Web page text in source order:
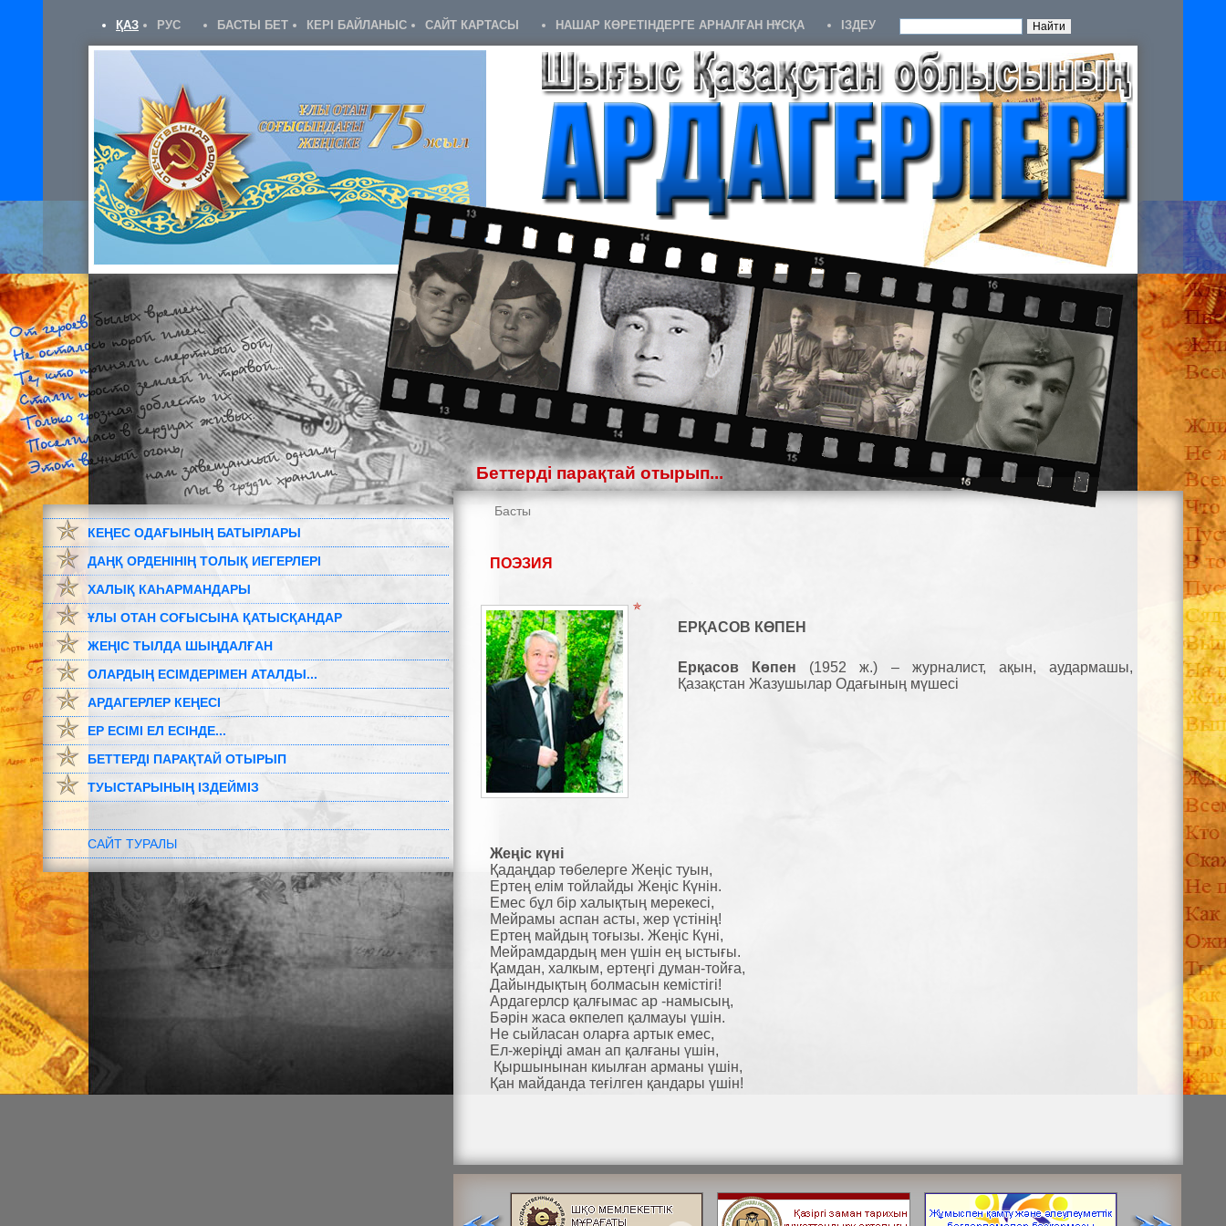
ҚАЗ РУС БАСТЫ БЕТ КЕРІ БАЙЛАНЫС САЙТ КАРТАСЫ НАШАР КӨРЕТІНДЕРГЕ АРНАЛҒАН НҰСҚА IЗДЕУ
Беттерді парақтай отырып...
КЕҢЕС ОДАҒЫНЫҢ БАТЫРЛАРЫ
ДАҢҚ ОРДЕНІНІҢ ТОЛЫҚ ИЕГЕРЛЕРІ
ХАЛЫҚ КАҺАРМАНДАРЫ
ҰЛЫ ОТАН СОҒЫСЫНА ҚАТЫСҚАНДАР
ЖЕҢІС ТЫЛДА ШЫҢДАЛҒАН
ОЛАРДЫҢ ЕСІМДЕРІМЕН АТАЛДЫ...
АРДАГЕРЛЕР КЕҢЕСІ
ЕР ЕСІМІ ЕЛ ЕСІНДЕ...
БЕТТЕРДІ ПАРАҚТАЙ ОТЫРЫП
ТУЫСТАРЫНЫҢ ІЗДЕЙМІЗ
САЙТ ТУРАЛЫ
Басты
ПОЭЗИЯ
ЕРҚАСОВ КӨПЕН
Ерқасов Көпен (1952 ж.) – журналист, ақын, аудармашы,
Қазақстан Жазушылар Одағының мүшесі
Жеңіс күні
Қадаңдар төбелерге Жеңіс туын,
Ертең елім тойлайды Жеңіс Күнін.
Емес бұл бір халықтың мерекесі,
Мейрамы аспан асты, жер үстінің!
Ертең майдың тоғызы. Жеңіс Күні,
Мейрамдардың мен үшін ең ыстығы.
Қамдан, халкым, ертеңгі думан-тойға,
Дайындықтың болмасын кемістігі!
Ардагерлср қалғымас ар -намысың,
Бәрін жаса өкпелеп қалмауы үшін.
Не сыйласан оларға артык емес,
Ел-жеріңді аман ап қалғаны үшін,
Қыршынынан киылған арманы үшін,
Қан майданда теғілген қандары үшін!